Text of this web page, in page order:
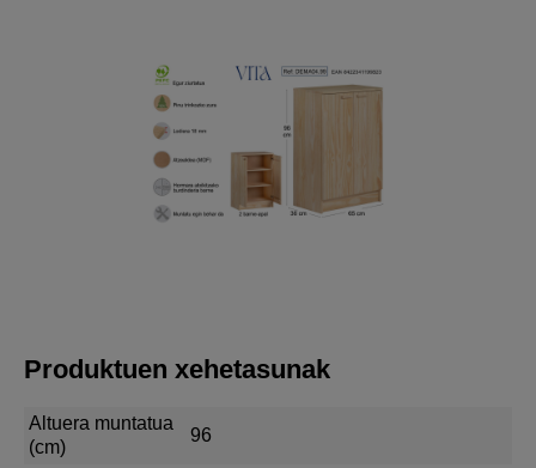
Produktuen xehetasunak
Altuera muntatua
(cm)
96